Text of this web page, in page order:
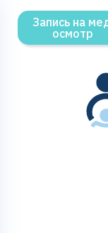
Запись на
осмотр